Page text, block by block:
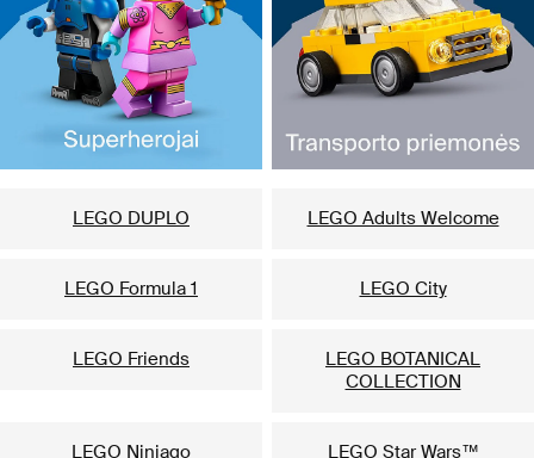
LEGO DUPLO LEGO Adults Welcome
LEGO Formula 1 LEGO City
LEGO Friends
LEGO BOTANICAL
COLLECTION
LEGO Ninjago LEGO Star Wars™